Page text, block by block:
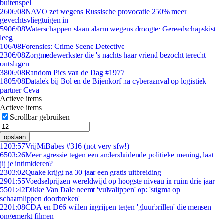
buitenspel
2606/08NAVO zet wegens Russische provocatie 250% meer
gevechtsvliegtuigen in
5906/08Waterschappen slaan alarm wegens droogte: Gereedschapskist
leeg
106/08Forensics: Crime Scene Detective
2306/08Zorgmedewerkster die 's nachts haar vriend bezocht terecht
ontslagen
3806/08Random Pics van de Dag #1977
1805/08Datalek bij Bol en de Bijenkorf na cyberaanval op logistiek
partner Ceva
Actieve items
Actieve items
Scrollbar gebruiken
opslaan
1203:57VrijMiBabes #316 (not very sfw!)
6503:26Meer agressie tegen een andersluidende politieke mening, laat
jij je intimideren?
2303:02Quake krijgt na 30 jaar een gratis uitbreiding
2901:55Voedselprijzen wereldwijd op hoogste niveau in ruim drie jaar
5501:42Dikke Van Dale neemt 'vulvalippen' op: 'stigma op
schaamlippen doorbreken'
2201:08CDA en D66 willen ingrijpen tegen 'gluurbrillen' die mensen
ongemerkt filmen